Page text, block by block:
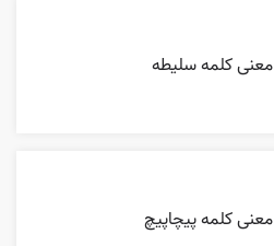
معنی کلمه سلیطه
معنی کلمه پیچاپیچ